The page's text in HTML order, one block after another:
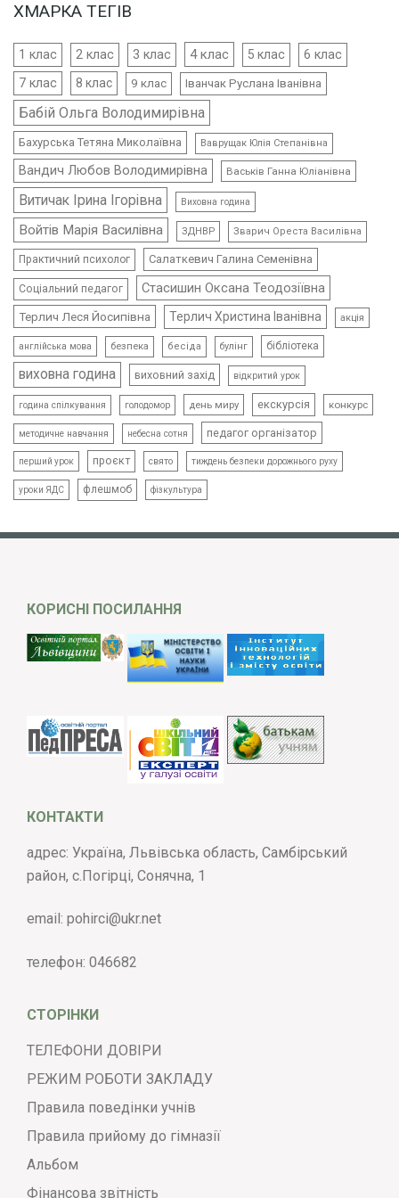
ХМАРКА ТЕГІВ
1 клас 2 клас 3 клас 4 клас 5 клас 6 клас
7 клас 8 клас 9 клас Іванчак Руслана Іванівна
Бабій Ольга Володимирівна
Бахурська Тетяна Миколаївна Ваврущак Юлія Степанівна
Вандич Любов Володимирівна Васьків Ганна Юліанівна
Витичак Ірина Ігорівна Виховна година
Войтів Марія Василівна ЗДНВР Зварич Ореста Василівна
Практичний психолог Салаткевич Галина Семенівна
Соціальний педагог Стасишин Оксана Теодозіївна
Терлич Леся Йосипівна Терлич Христина Іванівна акція
англійська мова безпека бесіда булінг бібліотека
виховна година виховний захід відкритий урок
година спілкування голодомор день миру екскурсія конкурс
методичне навчання небесна сотня педагог організатор
перший урок проєкт свято тиждень безпеки дорожнього руху
уроки ЯДС флешмоб фізкультура
КОРИСНІ ПОСИЛАННЯ
КОНТАКТИ
адрес: Україна, Львівська область, Самбірський
район, с.Погірці, Сонячна, 1
email: pohirci@ukr.net
телефон: 046682
СТОРІНКИ
ТЕЛЕФОНИ ДОВІРИ
РЕЖИМ РОБОТИ ЗАКЛАДУ
Правила поведінки учнів
Правила прийому до гімназії
Альбом
Фінансова звітність